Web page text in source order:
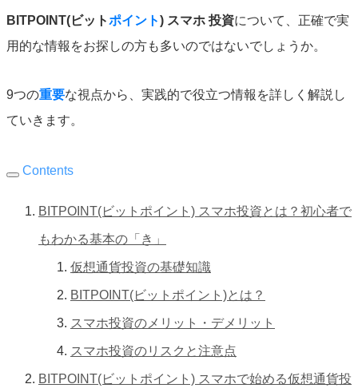
BITPOINT(ビットポイント) スマホ 投資について、正確で実
用的な情報をお探しの方も多いのではないでしょうか。
9つの重要な視点から、実践的で役立つ情報を詳しく解説し
ていきます。
Contents
BITPOINT(ビットポイント) スマホ投資とは？初心者で
もわかる基本の「き」
仮想通貨投資の基礎知識
BITPOINT(ビットポイント)とは？
スマホ投資のメリット・デメリット
スマホ投資のリスクと注意点
BITPOINT(ビットポイント) スマホで始める仮想通貨投